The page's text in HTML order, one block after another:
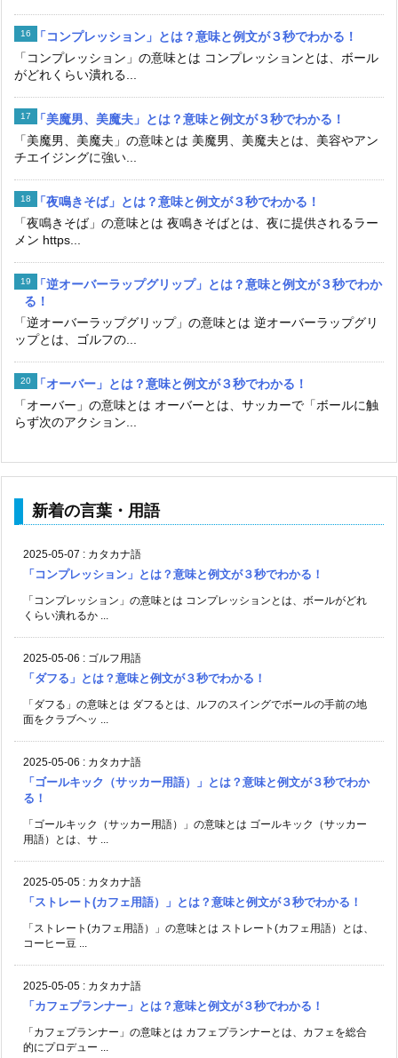
「コンプレッション」とは？意味と例文が３秒でわかる！
「コンプレッション」の意味とは コンプレッションとは、ボール
がどれくらい潰れる...
「美魔男、美魔夫」とは？意味と例文が３秒でわかる！
「美魔男、美魔夫」の意味とは 美魔男、美魔夫とは、美容やアン
チエイジングに強い...
「夜鳴きそば」とは？意味と例文が３秒でわかる！
「夜鳴きそば」の意味とは 夜鳴きそばとは、夜に提供されるラー
メン https...
「逆オーバーラップグリップ」とは？意味と例文が３秒でわか
る！
「逆オーバーラップグリップ」の意味とは 逆オーバーラップグリ
ップとは、ゴルフの...
「オーバー」とは？意味と例文が３秒でわかる！
「オーバー」の意味とは オーバーとは、サッカーで「ボールに触
らず次のアクション...
新着の言葉・用語
2025-05-07 : カタカナ語
「コンプレッション」とは？意味と例文が３秒でわかる！
「コンプレッション」の意味とは コンプレッションとは、ボールがどれ
くらい潰れるか ...
2025-05-06 : ゴルフ用語
「ダフる」とは？意味と例文が３秒でわかる！
「ダフる」の意味とは ダフるとは、ルフのスイングでボールの手前の地
面をクラブヘッ ...
2025-05-06 : カタカナ語
「ゴールキック（サッカー用語）」とは？意味と例文が３秒でわか
る！
「ゴールキック（サッカー用語）」の意味とは ゴールキック（サッカー
用語）とは、サ ...
2025-05-05 : カタカナ語
「ストレート(カフェ用語）」とは？意味と例文が３秒でわかる！
「ストレート(カフェ用語）」の意味とは ストレート(カフェ用語）とは、
コーヒー豆 ...
2025-05-05 : カタカナ語
「カフェプランナー」とは？意味と例文が３秒でわかる！
「カフェプランナー」の意味とは カフェプランナーとは、カフェを総合
的にプロデュー ...